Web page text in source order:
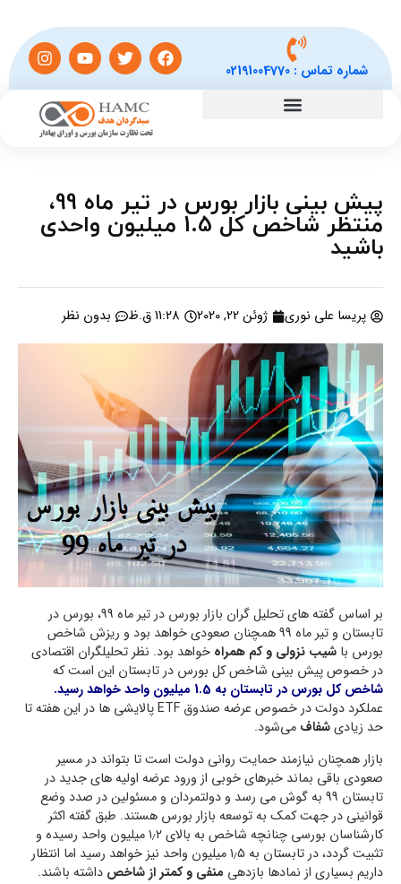
شماره تماس :02191004770
پیش بینی بازار بورس در تیر ماه 99،
منتظر شاخص کل 1.5 میلیون واحدی
باشید
پریسا علی نوری ژوئن 22, 2020 11:28 ق.ظ بدون نظر
بر اساس گفته های تحلیل گران بازار بورس در تیر ماه 99، بورس در
تابستان و تیر ماه 99 همچنان صعودی خواهد بود و ریزش شاخص
بورس با شیب نزولی و کم همراه خواهد بود. نظر تحلیلگران اقتصادی
در خصوص پیش بینی شاخص کل بورس در تابستان این است که
شاخص کل بورس در تابستان به 1.5 میلیون واحد خواهد رسید.
عملکرد دولت در خصوص عرضه صندوق ETF پالایشی ها در این هفته تا
حد زیادیشفاف می‌شود.
بازار همچنان نیازمند حمایت روانی دولت است تا بتواند در مسیر
صعودی باقی بماند خبرهای خوبی از ورود عرضه اولیه های جدید در
تابستان 99 به گوش می رسد و دولتمردان و مسئولین در صدد وضع
قوانینی در جهت کمک به توسعه بازار بورس هستند. طبق گفته اکثر
کارشناسان بورسی چنانچه شاخص به بالای ۱٫۲ میلیون واحد رسیده و
تثبیت گردد، در تابستان به ۱٫۵ میلیون واحد نیز خواهد رسید اما انتظار
داریم بسیاری از نمادها بازدهی منفی و کمتر از شاخص داشته باشند.